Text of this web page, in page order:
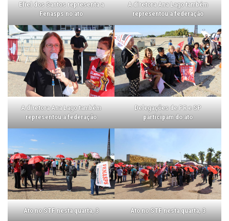
Eliel dos Santos representa a
Fenasps no ato
A diretora Ana Lago também
representou a federação
A diretora Ana Lago também
representou a federação
Delegações de PR e SP
participam do ato
Ato no STF nesta quarta, 3 Ato no STF nesta quarta, 3